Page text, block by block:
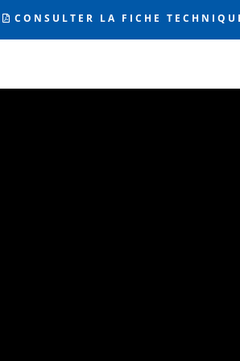
CONSULTER LA FICHE